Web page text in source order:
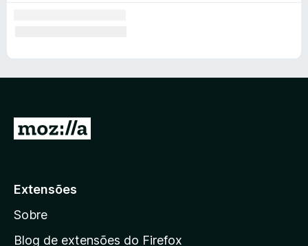
a
a
a
Extensões
Sobre
Blog de extensões do Firefox